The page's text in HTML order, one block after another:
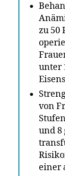
zu 50
unter
von
und
einer